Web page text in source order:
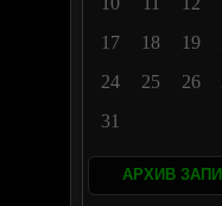
17
18 19
24
25 26
31
АРХИВ